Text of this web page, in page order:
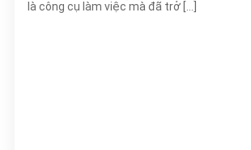
Hệ điều hành Windows 11 Home
là công cụ làm việc mà đã trở [...]